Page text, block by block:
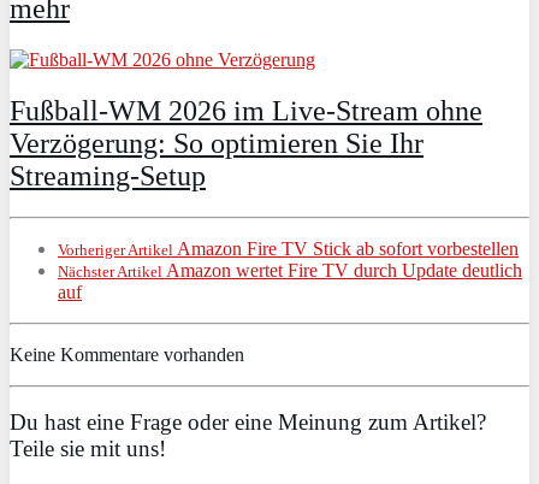
mehr
Fußball-WM 2026 im Live-Stream ohne
Verzögerung: So optimieren Sie Ihr
Streaming-Setup
Vorheriger Artikel Amazon Fire TV Stick ab sofort vorbestellen
Nächster Artikel Amazon wertet Fire TV durch Update deutlich
auf
Keine Kommentare vorhanden
Du hast eine Frage oder eine Meinung zum Artikel?
Teile sie mit uns!